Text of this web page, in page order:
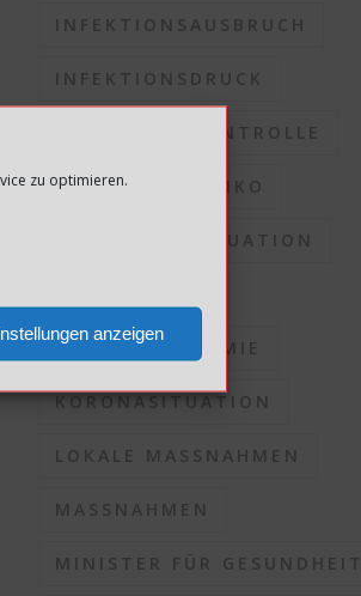
zu optimieren.
anzeigen
INFEKTIONSAUSBRUCH
INFEKTIONSDRUCK
INFEKTIONSKONTROLLE
INFEKTIONSRISIKO
INFEKTIONSSITUATION
KORONAPANDEMIE
KORONASITUATION
LOKALE MASSNAHMEN
MASSNAHMEN
MINISTER FÜR GESUNDHEIT